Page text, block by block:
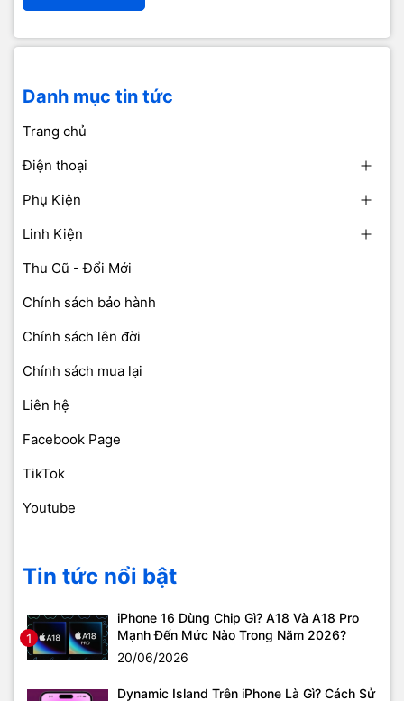
Danh mục tin tức
Trang chủ
Điện thoại
Phụ Kiện
Linh Kiện
Thu Cũ - Đổi Mới
Chính sách bảo hành
Chính sách lên đời
Chính sách mua lại
Liên hệ
Facebook Page
TikTok
Youtube
Tin tức nổi bật
1
iPhone 16 Dùng Chip Gì? A18 Và A18 Pro
Mạnh Đến Mức Nào Trong Năm 2026?
20/06/2026
Dynamic Island Trên iPhone Là Gì? Cách Sử